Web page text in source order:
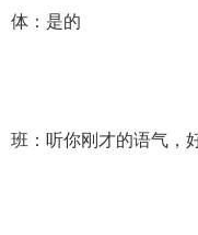
体：是的
班：听你刚才的语气，